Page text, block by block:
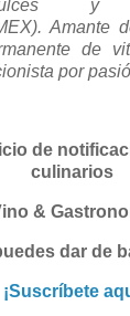
y
Amante
de
por
de
culinarios
&
dar de
¡Suscríbete